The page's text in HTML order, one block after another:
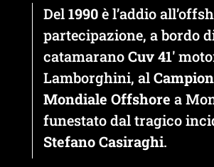
Del1990è l’addio
partecipazione, a bordo
catamaranoCuv 41′
Lamborghini, al
Mondiale Offshore a
funestato dal tragico
Stefano Casiraghi.